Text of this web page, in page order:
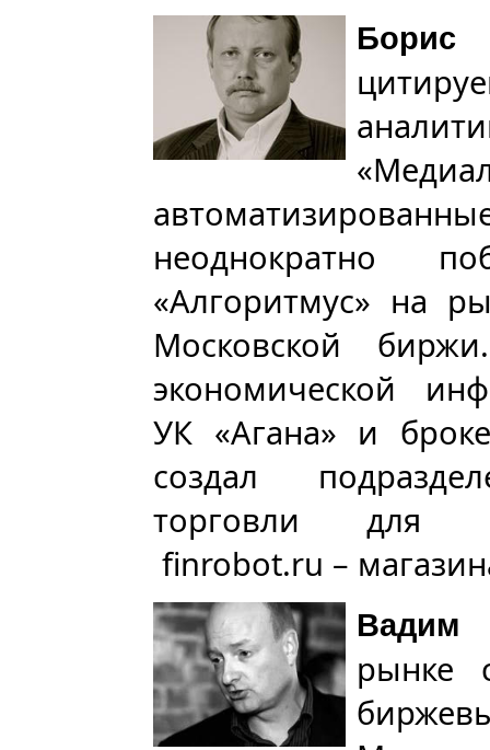
Борис
неоднократно
«Алгоритмус» на
Московской
экономической
УК «Агана» и
создал
торговли для
finrobot.ru –
Вадим
рынке